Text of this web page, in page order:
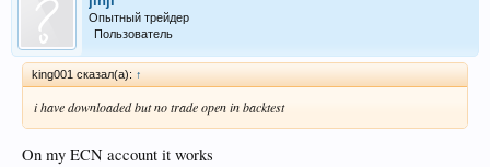
Опытный трейдер
Пользователь
king001 сказал(а): ↑
i have downloaded but no trade open in backtest
On my ECN account it works